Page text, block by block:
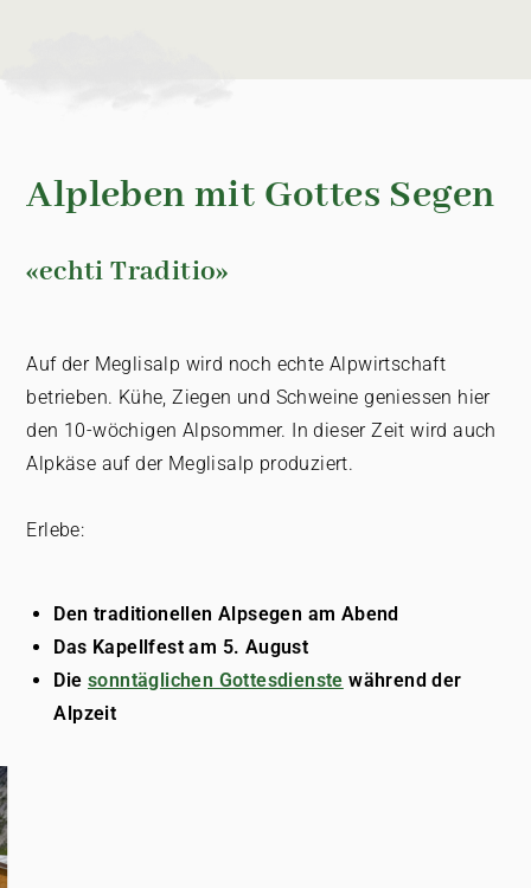
Alpleben mit Gottes Segen
«echti Traditio»
Auf der Meglisalp wird noch echte Alpwirtschaft
betrieben. Kühe, Ziegen und Schweine geniessen hier
den 10-wöchigen Alpsommer. In dieser Zeit wird auch
Alpkäse auf der Meglisalp produziert.
Erlebe:
Den traditionellen Alpsegen am Abend
Das Kapellfest am 5. August
Diesonntäglichen Gottesdienste während der
Alpzeit